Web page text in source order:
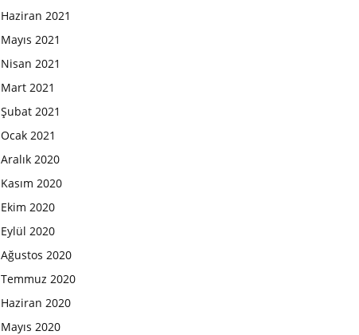
Haziran 2021
Mayıs 2021
Nisan 2021
Mart 2021
Şubat 2021
Ocak 2021
Aralık 2020
Kasım 2020
Ekim 2020
Eylül 2020
Ağustos 2020
Temmuz 2020
Haziran 2020
Mayıs 2020